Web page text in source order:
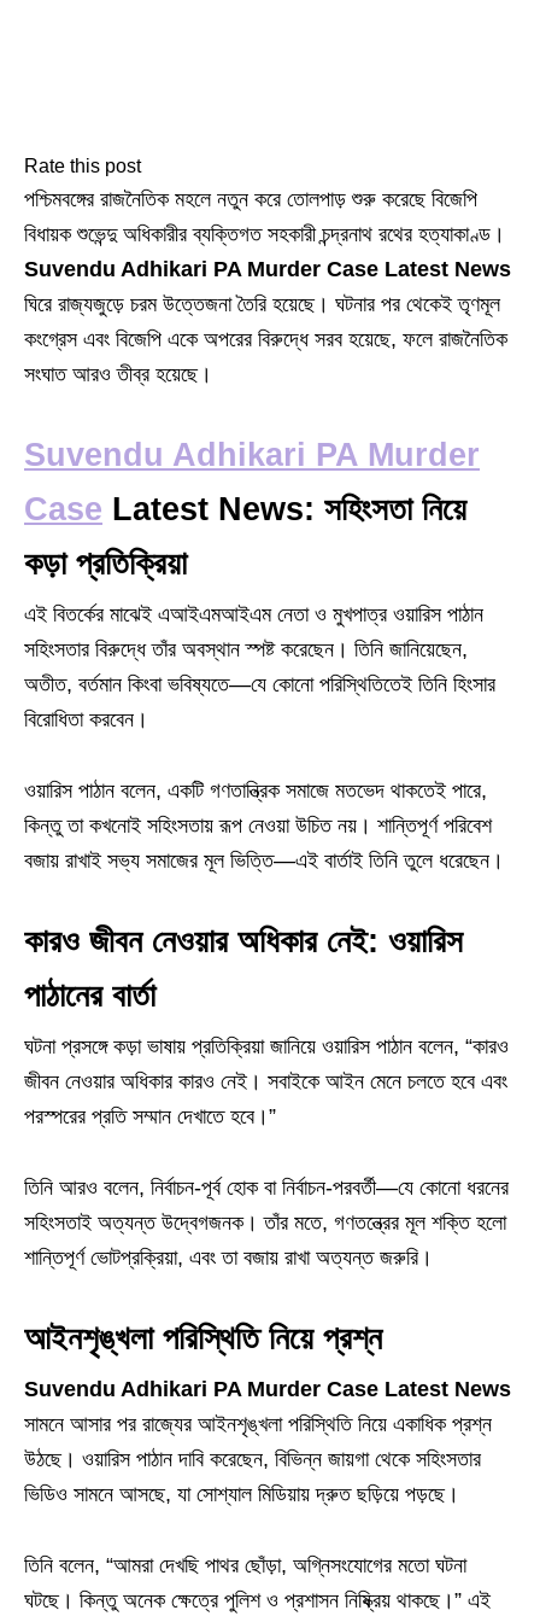
Rate this post
পশ্চিমবঙ্গের রাজনৈতিক মহলে নতুন করে তোলপাড় শুরু করেছে বিজেপি
বিধায়ক শুভেন্দু অধিকারীর ব্যক্তিগত সহকারী চন্দ্রনাথ রথের হত্যাকাণ্ড।
Suvendu Adhikari PA Murder Case Latest News
ঘিরে রাজ্যজুড়ে চরম উত্তেজনা তৈরি হয়েছে। ঘটনার পর থেকেই তৃণমূল
কংগ্রেস এবং বিজেপি একে অপরের বিরুদ্ধে সরব হয়েছে, ফলে রাজনৈতিক
সংঘাত আরও তীব্র হয়েছে।
Suvendu Adhikari PA Murder
Case Latest News: সহিংসতা নিয়ে
কড়া প্রতিক্রিয়া
এই বিতর্কের মাঝেই এআইএমআইএম নেতা ও মুখপাত্র ওয়ারিস পাঠান
সহিংসতার বিরুদ্ধে তাঁর অবস্থান স্পষ্ট করেছেন। তিনি জানিয়েছেন,
অতীত, বর্তমান কিংবা ভবিষ্যতে—যে কোনো পরিস্থিতিতেই তিনি হিংসার
বিরোধিতা করবেন।
ওয়ারিস পাঠান বলেন, একটি গণতান্ত্রিক সমাজে মতভেদ থাকতেই পারে,
কিন্তু তা কখনোই সহিংসতায় রূপ নেওয়া উচিত নয়। শান্তিপূর্ণ পরিবেশ
বজায় রাখাই সভ্য সমাজের মূল ভিত্তি—এই বার্তাই তিনি তুলে ধরেছেন।
কারও জীবন নেওয়ার অধিকার নেই: ওয়ারিস
পাঠানের বার্তা
ঘটনা প্রসঙ্গে কড়া ভাষায় প্রতিক্রিয়া জানিয়ে ওয়ারিস পাঠান বলেন, “কারও
জীবন নেওয়ার অধিকার কারও নেই। সবাইকে আইন মেনে চলতে হবে এবং
পরস্পরের প্রতি সম্মান দেখাতে হবে।”
তিনি আরও বলেন, নির্বাচন-পূর্ব হোক বা নির্বাচন-পরবর্তী—যে কোনো ধরনের
সহিংসতাই অত্যন্ত উদ্বেগজনক। তাঁর মতে, গণতন্ত্রের মূল শক্তি হলো
শান্তিপূর্ণ ভোটপ্রক্রিয়া, এবং তা বজায় রাখা অত্যন্ত জরুরি।
আইনশৃঙ্খলা পরিস্থিতি নিয়ে প্রশ্ন
Suvendu Adhikari PA Murder Case Latest News
সামনে আসার পর রাজ্যের আইনশৃঙ্খলা পরিস্থিতি নিয়ে একাধিক প্রশ্ন
উঠছে। ওয়ারিস পাঠান দাবি করেছেন, বিভিন্ন জায়গা থেকে সহিংসতার
ভিডিও সামনে আসছে, যা সোশ্যাল মিডিয়ায় দ্রুত ছড়িয়ে পড়ছে।
তিনি বলেন, “আমরা দেখছি পাথর ছোঁড়া, অগ্নিসংযোগের মতো ঘটনা
ঘটছে। কিন্তু অনেক ক্ষেত্রে পুলিশ ও প্রশাসন নিষ্ক্রিয় থাকছে।” এই